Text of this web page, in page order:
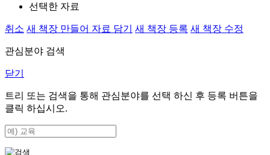
선택한 자료
취소 새 책장 만들어 자료 담기 새 책장 등록 새 책장 수정
관심분야 검색
닫기
트리 또는 검색을 통해 관심분야를 선택 하신 후 등록 버튼을
클릭 하십시오.